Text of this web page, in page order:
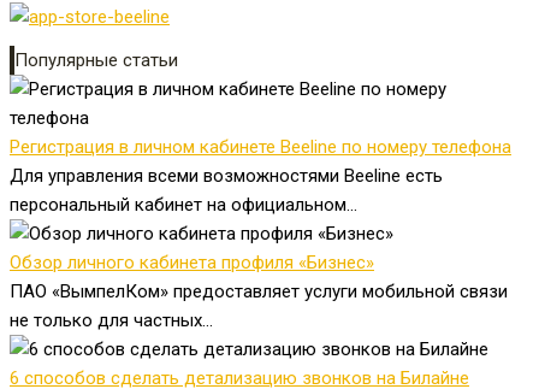
Популярные статьи
Регистрация в личном кабинете Beeline по номеру телефона
Для управления всеми возможностями Beeline есть
персональный кабинет на официальном...
Обзор личного кабинета профиля «Бизнес»
ПАО «ВымпелКом» предоставляет услуги мобильной связи
не только для частных...
6 способов сделать детализацию звонков на Билайне